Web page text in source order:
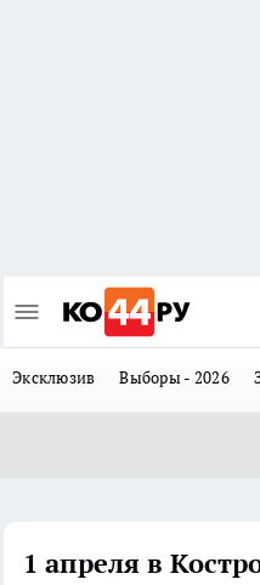
Эксклюзив Выборы - 2026
1 апреля в